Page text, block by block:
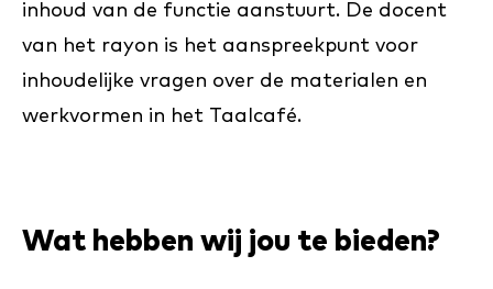
inhoud van de functie aanstuurt. De docent
van het rayon is het aanspreekpunt voor
inhoudelijke vragen over de materialen en
werkvormen in het Taalcafé.
Wat hebben wij jou te bieden?